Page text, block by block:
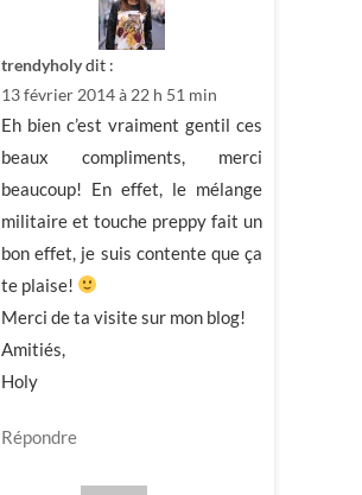
trendyholydit :
13 février 2014 à 22 h 51 min
Eh bien c’est vraiment gentil ces
beaux compliments, merci
beaucoup! En effet, le mélange
militaire et touche preppy fait un
bon effet, je suis contente que ça
te plaise!
Merci de ta visite sur mon blog!
Amitiés,
Holy
Répondre